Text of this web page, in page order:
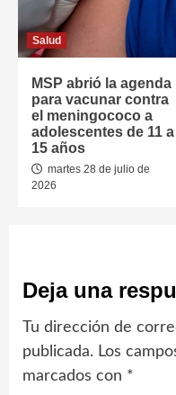
Salud
MSP abrió la agenda
para vacunar contra
el meningococo a
adolescentes de 11 a
15 años
martes 28 de julio de
2026
Deja una
Tu dirección de
publicada. Los
marcados con *